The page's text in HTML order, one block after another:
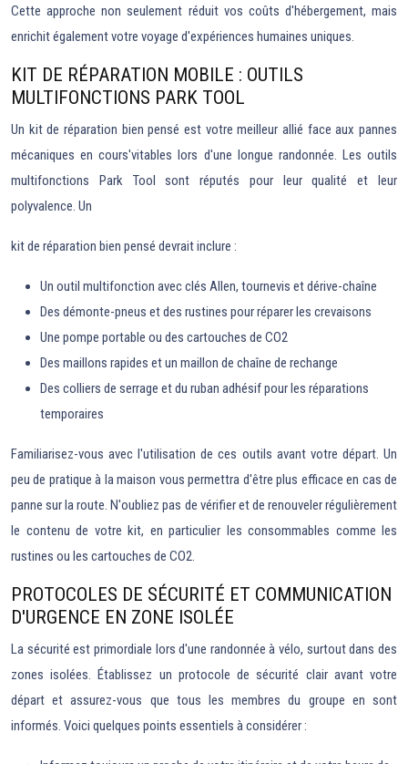
Cette approche non seulement réduit vos coûts d'hébergement, mais
enrichit également votre voyage d'expériences humaines uniques.
KIT DE RÉPARATION MOBILE : OUTILS
MULTIFONCTIONS PARK TOOL
Un kit de réparation bien pensé est votre meilleur allié face aux pannes
mécaniques en cours'vitables lors d'une longue randonnée. Les outils
multifonctions Park Tool sont réputés pour leur qualité et leur
polyvalence. Un
kit de réparation bien pensé devrait inclure :
Un outil multifonction avec clés Allen, tournevis et dérive-chaîne
Des démonte-pneus et des rustines pour réparer les crevaisons
Une pompe portable ou des cartouches de CO2
Des maillons rapides et un maillon de chaîne de rechange
Des colliers de serrage et du ruban adhésif pour les réparations
temporaires
Familiarisez-vous avec l'utilisation de ces outils avant votre départ. Un
peu de pratique à la maison vous permettra d'être plus efficace en cas de
panne sur la route. N'oubliez pas de vérifier et de renouveler régulièrement
le contenu de votre kit, en particulier les consommables comme les
rustines ou les cartouches de CO2.
PROTOCOLES DE SÉCURITÉ ET COMMUNICATION
D'URGENCE EN ZONE ISOLÉE
La sécurité est primordiale lors d'une randonnée à vélo, surtout dans des
zones isolées. Établissez un protocole de sécurité clair avant votre
départ et assurez-vous que tous les membres du groupe en sont
informés. Voici quelques points essentiels à considérer :